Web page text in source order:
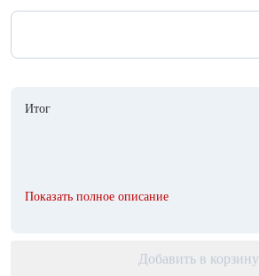
Итог
Показать полное описание
Добавить в корзину